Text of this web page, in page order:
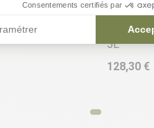
d'angle - H
5L
128,30 €
Consentements certifiés par